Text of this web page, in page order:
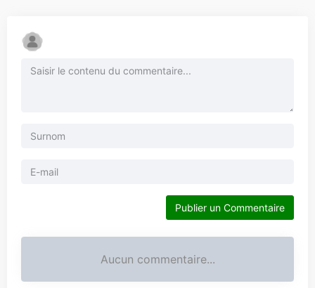
Publier un Commentaire
Aucun commentaire...